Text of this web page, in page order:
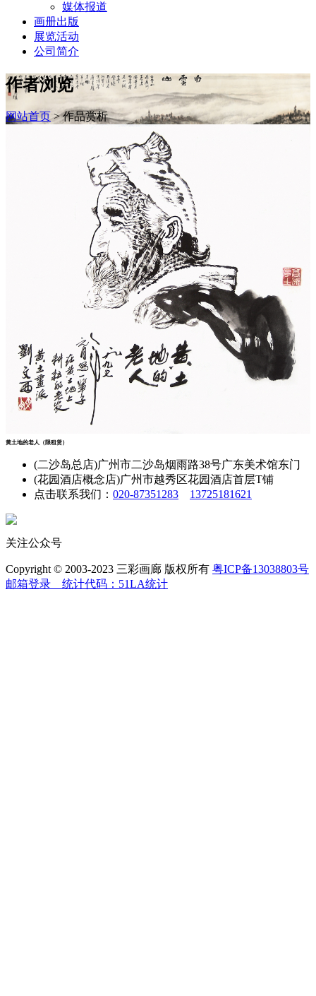
媒体报道
画册出版
展览活动
公司简介
作者浏览
网站首页 > 作品赏析
黄土地的老人（限租赁）
(二沙岛总店)广州市二沙岛烟雨路38号广东美术馆东门
(花园酒店概念店)广州市越秀区花园酒店首层T铺
点击联系我们： 020-87351283 13725181621
关注公众号
Copyright © 2003-2023 三彩画廊 版权所有 粤ICP备13038803号
邮箱登录 统计代码：51LA统计